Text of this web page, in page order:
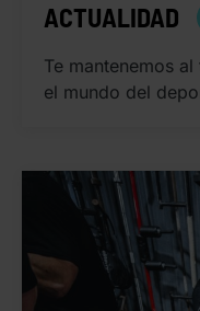
ACTUALIDAD
Te mantenemos
el mundo del